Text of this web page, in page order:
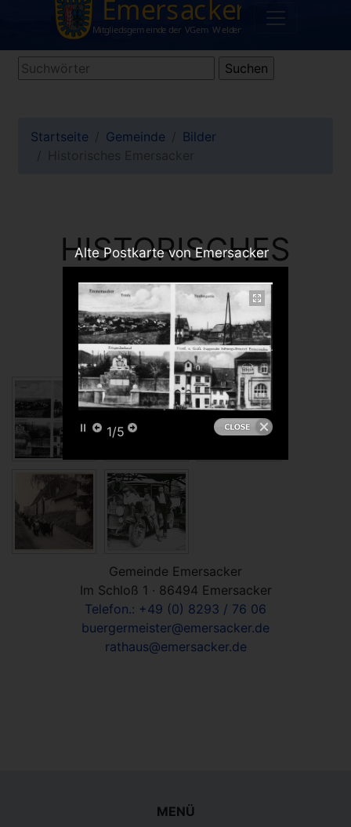
Startseite Gemeinde
Bilder
Historisches Emersacker
HISTORISCHES
EMERSACKER
Gemeinde Emersacker
Im Schloß 1 · 86494 Emersacker
Telefon.: +49 (0) 8293 / 76 06
buergermeister@emersacker.de
rathaus@emersacker.de
MENÜ
Alte Postkarte von Emersacker
1/5